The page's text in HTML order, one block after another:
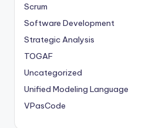
Scrum
Software Development
Strategic Analysis
TOGAF
Uncategorized
Unified Modeling Language
VPasCode